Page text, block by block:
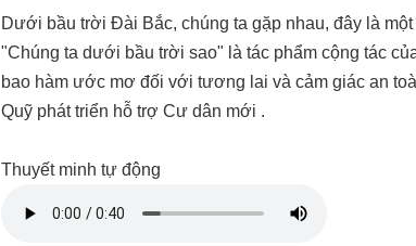
Dưới bầu trời Đài Bắc, chúng ta gặp nhau, đây là
"Chúng ta dưới bầu trời sao" là tác phẩm cộng tác
bao hàm ước mơ đối với tương lai và cảm giác an
Quỹ phát triển hỗ trợ Cư dân mới .
Thuyết minh tự động